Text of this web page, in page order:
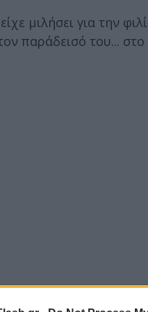
είχε μιλήσει για την
παράδεισό του...
στο σπίτι - την